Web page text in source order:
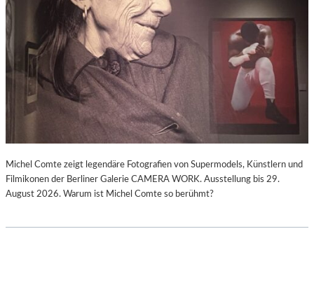
Michel Comte zeigt legendäre Fotografien von Supermodels, Künstlern und
Filmikonen der Berliner Galerie CAMERA WORK. Ausstellung bis 29.
August 2026. Warum ist Michel Comte so berühmt?